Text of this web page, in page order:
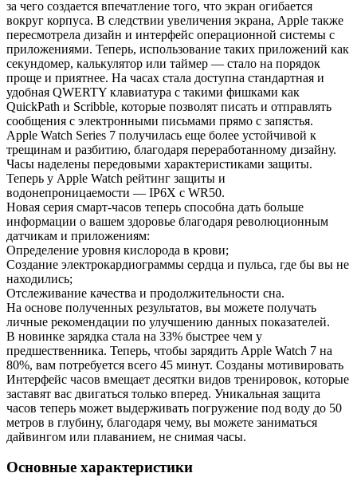
за чего создается впечатление того, что экран огибается
вокруг корпуса. В следствии увеличения экрана, Apple также
пересмотрела дизайн и интерфейс операционной системы с
приложениями. Теперь, использование таких приложений как
секундомер, калькулятор или таймер — стало на порядок
проще и приятнее. На часах стала доступна стандартная и
удобная QWERTY клавиатура с такими фишками как
QuickPath и Scribble, которые позволят писать и отправлять
сообщения с электронными письмами прямо с запястья.
Apple Watch Series 7 получилась еще более устойчивой к
трещинам и разбитию, благодаря переработанному дизайну.
Часы наделены передовыми характеристиками защиты.
Теперь у Apple Watch рейтинг защиты и
водонепроницаемости — IP6X с WR50.
Новая серия смарт-часов теперь способна дать больше
информации о вашем здоровье благодаря революционным
датчикам и приложениям:
Определение уровня кислорода в крови;
Создание электрокардиограммы сердца и пульса, где бы вы не
находились;
Отслеживание качества и продолжительности сна.
На основе полученных результатов, вы можете получать
личные рекомендации по улучшению данных показателей.
В новинке зарядка стала на 33% быстрее чем у
предшественника. Теперь, чтобы зарядить Apple Watch 7 на
80%, вам потребуется всего 45 минут. Созданы мотивировать
Интерфейс часов вмещает десятки видов тренировок, которые
заставят вас двигаться только вперед. Уникальная защита
часов теперь может выдерживать погружение под воду до 50
метров в глубину, благодаря чему, вы можете заниматься
дайвингом или плаванием, не снимая часы.
Основные характеристики